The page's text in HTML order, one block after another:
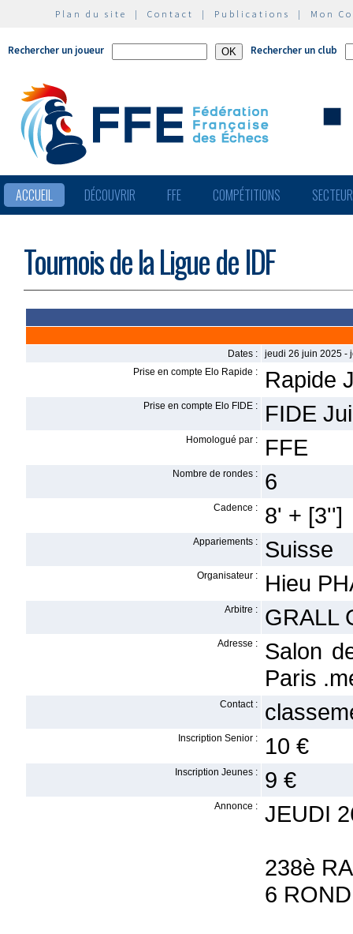
Plan du site | Contact | Publications | Mon
Rechercher un joueur Rechercher un club
ACCUEIL DÉCOUVRIR FFE COMPÉTITIONS
Tournois de la Ligue de IDF
Dates :
jeudi 26 juin 2025 -
Prise en compte Elo Rapide :
Rapide
Prise en compte Elo FIDE : FIDE
Homologué par : FFE
Nombre de rondes : 6
Cadence : 8' + [3'']
Appariements : Suisse
Organisateur : Hieu
Arbitre : GRALL
Adresse :
Salon
Paris
Contact :
Inscription Senior : 10 €
Inscription Jeunes : 9 €
Annonce : JEUDI
238è
6